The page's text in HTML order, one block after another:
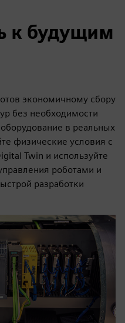
к будущим
экономичному сбору
без необходимости
в реальных
физические условия с
Twin и используйте
роботами и
разработки